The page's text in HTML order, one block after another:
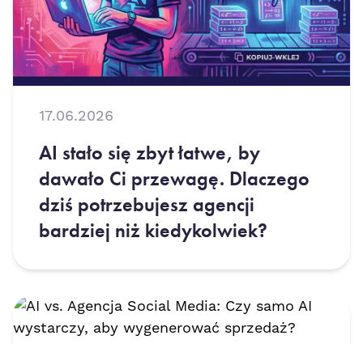
17.06.2026
AI stało się zbyt łatwe, by
dawało Ci przewagę. Dlaczego
dziś potrzebujesz agencji
bardziej niż kiedykolwiek?